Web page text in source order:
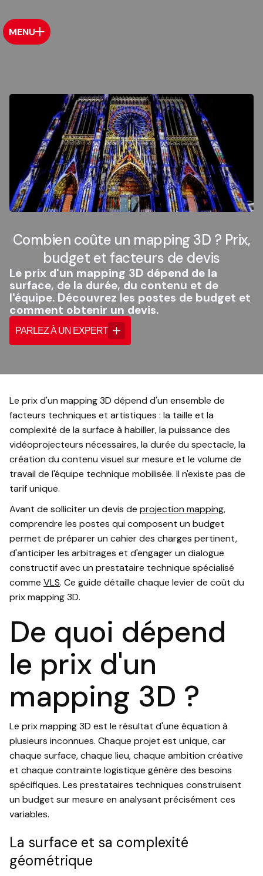
MENU
Combien coûte un mapping 3D ? Prix,
budget et facteurs de devis
Le prix d'un mapping 3D dépend de la
surface, de la durée, du contenu et de
l'équipe. Découvrez les postes de budget et
comment obtenir un devis.
PARLEZ À UN EXPERT
Le prix d'un mapping 3D dépend d'un ensemble de
facteurs techniques et artistiques : la taille et la
complexité de la surface à habiller, la puissance des
vidéoprojecteurs nécessaires, la durée du spectacle, la
création du contenu visuel sur mesure et le volume de
travail de l'équipe technique mobilisée. Il n'existe pas de
tarif unique.
Avant de solliciter un devis de projection mapping,
comprendre les postes qui composent un budget
permet de préparer un cahier des charges pertinent,
d'anticiper les arbitrages et d'engager un dialogue
constructif avec un prestataire technique spécialisé
comme VLS. Ce guide détaille chaque levier de coût du
prix mapping 3D.
De quoi dépend
le prix d'un
mapping 3D ?
Le prix mapping 3D est le résultat d'une équation à
plusieurs inconnues. Chaque projet est unique, car
chaque surface, chaque lieu, chaque ambition créative
et chaque contrainte logistique génère des besoins
spécifiques. Les prestataires techniques construisent
un budget sur mesure en analysant précisément ces
variables.
La surface et sa complexité
géométrique